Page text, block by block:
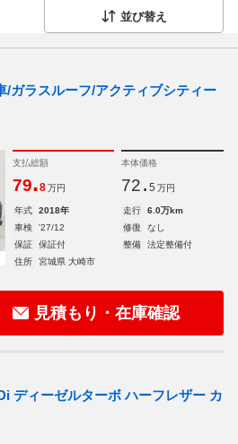
並び替え
/ガラスルーフ/アクティブシティー
支払総額
79.8 万円
本体価格
72. 5 万円
年式 2018年 走行
6.0万km
車検
'27/12 修復
なし
保証
保証付 整備
法定整備付
住所
宮城県 大崎市
見積もり・在庫確認
ディーゼルターボ ハーフレザー カ